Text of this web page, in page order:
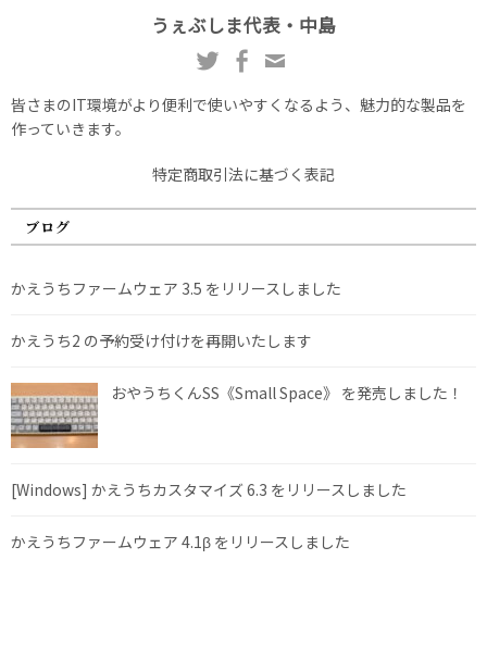
うぇぶしま代表・中島
皆さまのIT環境がより便利で使いやすくなるよう、魅力的な製品を
作っていきます。
特定商取引法に基づく表記
ブログ
かえうちファームウェア 3.5 をリリースしました
かえうち2 の予約受け付けを再開いたします
おやうちくんSS《Small Space》 を発売しました！
[Windows] かえうちカスタマイズ 6.3 をリリースしました
かえうちファームウェア 4.1β をリリースしました